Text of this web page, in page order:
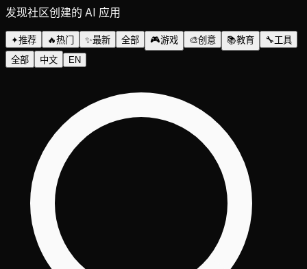
发现社区创建的 AI 应用
✦推荐 🔥热门 ✨最新 全部 🎮游戏 🎨创意 📚教育 🔧工具
全部
中文 EN